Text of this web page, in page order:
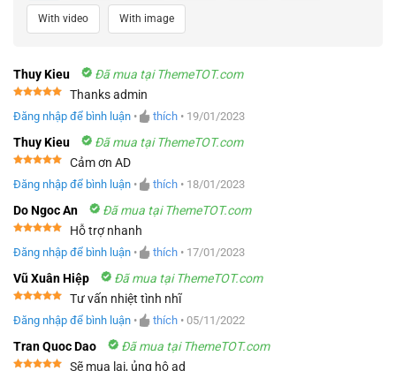
With video With image
Thuy Kieu Đã mua tại ThemeTOT.com
hạng55
Thanks admin
Đăng nhập để bình luận • thích • 19/01/2023
Thuy Kieu Đã mua tại ThemeTOT.com
hạng55
Cảm ơn AD
Đăng nhập để bình luận • thích • 18/01/2023
Do Ngoc An Đã mua tại ThemeTOT.com
hạng55
Hỗ trợ nhanh
Đăng nhập để bình luận • thích • 17/01/2023
Vũ Xuân Hiệp Đã mua tại ThemeTOT.com
hạng55
Tư vấn nhiệt tình nhĩ
Đăng nhập để bình luận • thích • 05/11/2022
Tran Quoc Dao Đã mua tại ThemeTOT.com
Sẽ mua lại, ủng hộ ad